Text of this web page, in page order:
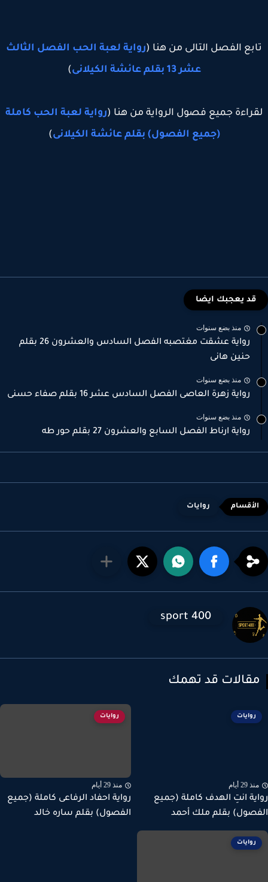
الفصل التالى من هنا (رواية لعبة الحب الفصل الثالث
عشر 13 بقلم عائشة الكيلانى
)
جميع فصول الرواية من هنا (رواية لعبة الحب كاملة
(جميع الفصول) بقلم عائشة الكيلانى)
قد يعجبك ايضا
منذ بضع سنوات
رواية عشقت مغتصبه الفصل السادس والعشرون 26 بقلم
حنين هانى
منذ بضع سنوات
رواية زهرة العاصى الفصل السادس عشر 16 بقلم صفاء حسنى
منذ بضع سنوات
رواية ارناط الفصل السابع والعشرون 27 بقلم حور طه
روايات
sport 400
قد تهمك
روايات
29 أيام
انتِ الهدف كاملة (جميع
بقلم ملك أحمد
روايات
منذ 29 أيام
رواية احفاد الرفاعى كاملة (جميع
الفصول) بقلم ساره خالد
روايات